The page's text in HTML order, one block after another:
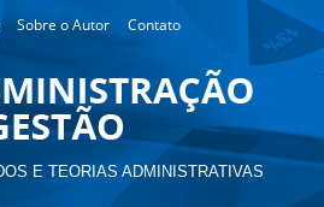
Sobre o Autor Contato
E TEORIAS ADMINISTRATIVAS